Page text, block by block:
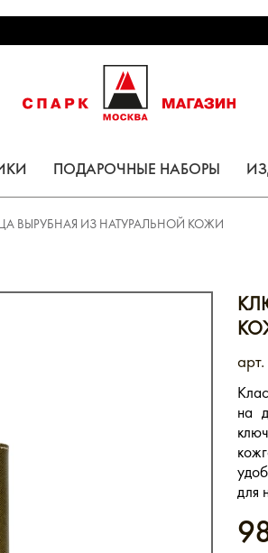
ПОДАРОЧНЫЕ НАБОРЫ
ВЫРУБНАЯ ИЗ НАТУРАЛЬНОЙ КОЖИ
на
для